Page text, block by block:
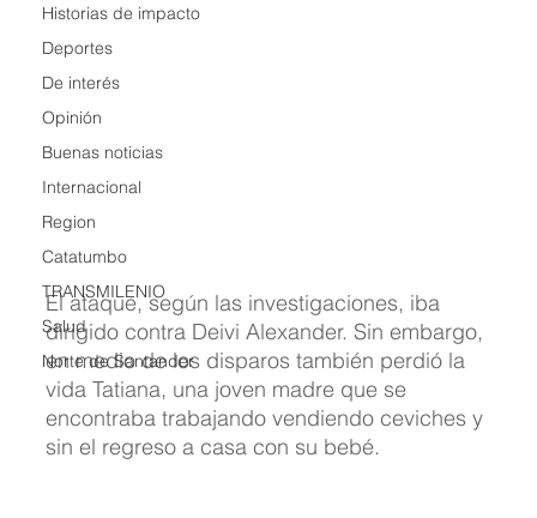
Historias de impacto
Deportes
De interés
Opinión
Buenas noticias
Internacional
Region
Catatumbo
TRANSMILENIO
Salud
Norte de Santander
El ataque, según las investigaciones, iba
dirigido contra Deivi Alexander. Sin embargo,
en medio de los disparos también perdió la
vida Tatiana, una joven madre que se
encontraba trabajando vendiendo ceviches y
sin el regreso a casa con su bebé.